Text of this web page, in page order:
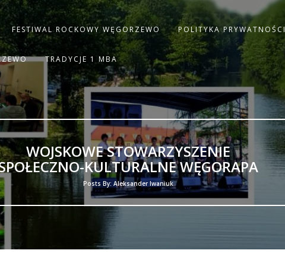
FESTIWAL ROCKOWY WĘGORZEWO POLITYKA PRYWATNOŚCI
TRADYCJE 1 MBA
WOJSKOWE STOWARZYSZENIE
KULTURALNE WĘGORAPA
Posts By: Aleksander Iwaniuk